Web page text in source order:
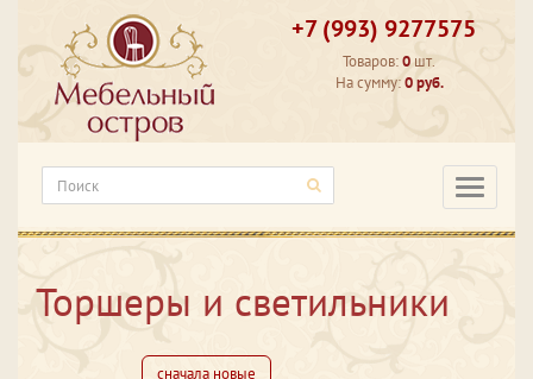
+7 (993) 9277575
Товаров:0 шт.
На сумму:0 руб.
Торшеры и светильники
сначала новые